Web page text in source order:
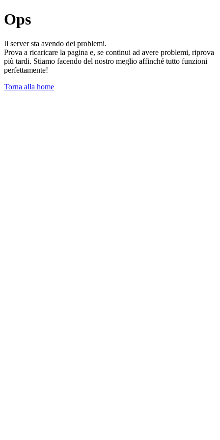
Ops
Il server sta avendo dei problemi.
Prova a ricaricare la pagina e, se continui ad avere problemi, riprova
più tardi. Stiamo facendo del nostro meglio affinché tutto funzioni
perfettamente!
Torna alla home